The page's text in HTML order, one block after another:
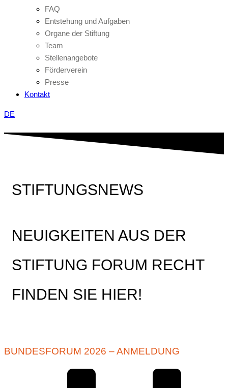
FAQ
Entstehung und Aufgaben
Organe der Stiftung
Team
Stellenangebote
Förderverein
Presse
Kontakt
DE
STIFTUNGSNEWS
NEUIGKEITEN AUS DER
STIFTUNG FORUM RECHT
FINDEN SIE HIER!
BUNDESFORUM 2026 – ANMELDUNG